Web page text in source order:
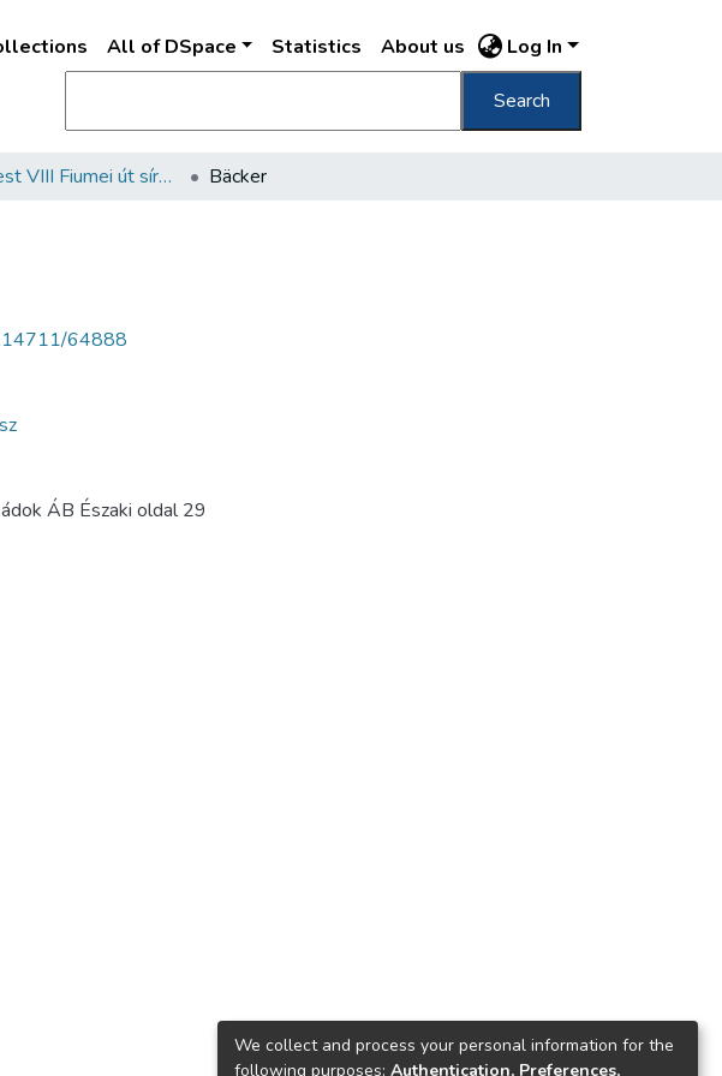
All of DSpace Statistics About us Log In
Search
Budapest VIII Fiumei út sírkert 3. rész Bäcker
64888
ÁB Északi oldal 29
We collect and process your personal information for the
following purposes: Authentication, Preferences,